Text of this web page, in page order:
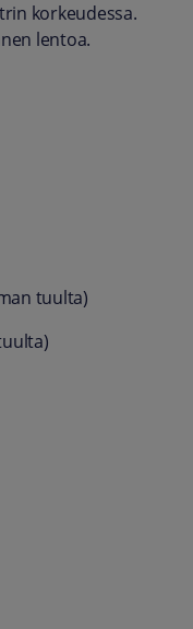
korkeudessa.
lentoa.
tuulta)